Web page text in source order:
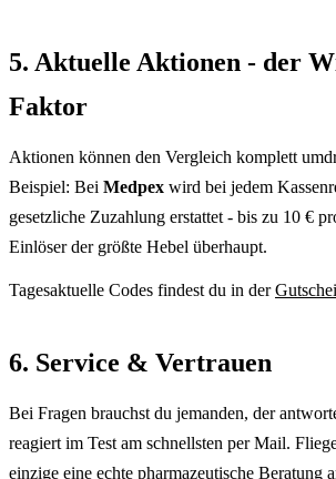
5. Aktuelle Aktionen - der
Faktor
Aktionen können den Vergleich komplett
Beispiel: Bei Medpex wird bei jedem
gesetzliche Zuzahlung erstattet - bis zu 10 €
Einlöser der größte Hebel überhaupt.
Tagesaktuelle Codes findest du in der
6. Service & Vertrauen
Bei Fragen brauchst du jemanden, der
reagiert im Test am schnellsten per Mail.
einzige eine echte pharmazeutische Beratung